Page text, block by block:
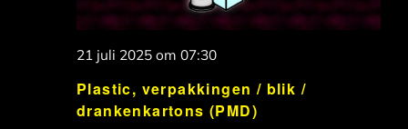
Plastic, verpakkingen / blik /
drankenkartons (PMD)
21 juli 2025 om 07:30